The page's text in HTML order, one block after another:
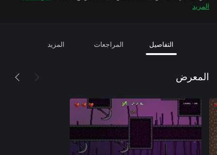
المزيد
التفاصيل المراجعات المزيد
المعرض